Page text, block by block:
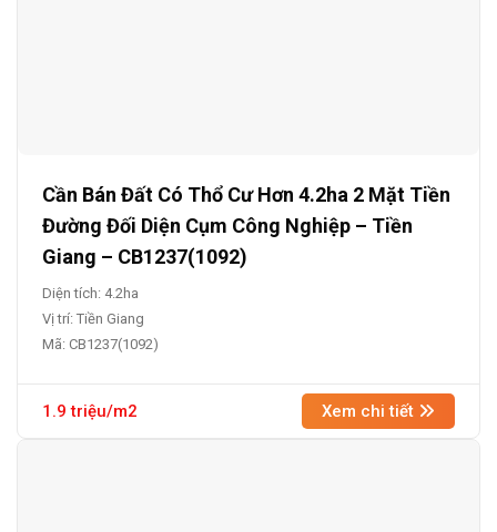
Cần Bán Đất Có Thổ Cư Hơn 4.2ha 2 Mặt Tiền
Đường Đối Diện Cụm Công Nghiệp – Tiền
Giang – CB1237(1092)
Diện tích: 4.2ha
Vị trí: Tiền Giang
Mã: CB1237(1092)
1.9 triệu/m2 Xem chi tiết